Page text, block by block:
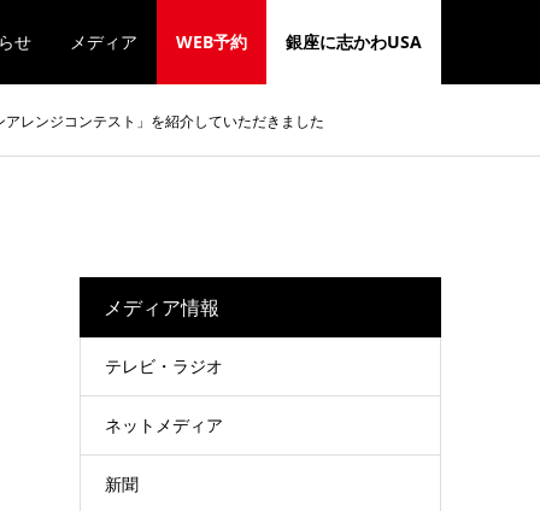
せ メディア WEB予約 銀座に志かわUSA
レンジコンテスト」を紹介していただきました
メディア情報
テレビ・ラジオ
ネットメディア
新聞